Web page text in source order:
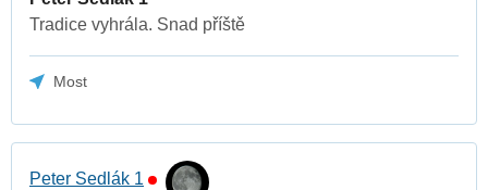
Tradice vyhrála. Snad příště
Most
Peter Sedlák 1